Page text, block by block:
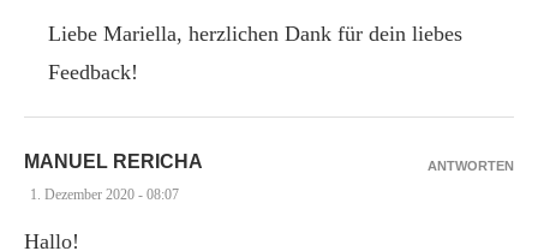
Liebe Mariella, herzlichen Dank für dein liebes
Feedback!
MANUEL RERICHA
1. Dezember 2020 - 08:07
Hallo!
ANTWORTEN